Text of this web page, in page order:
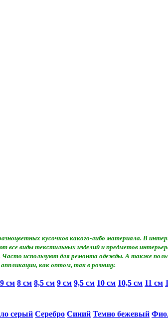
кусочков какого-либо материала. В
все виды текстильных изделий и предметов
используют для ремонта одежды. А также
как оптом, так в розницу.
см 8 см 8,5 см 9 см 9,5 см 10 см 10,5 см 11 см
серый Серебро Синий Темно бежевый